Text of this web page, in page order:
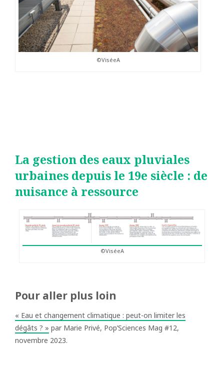
©ViséeA
La gestion des eaux pluviales
urbaines depuis le 19e siècle : de
nuisance à ressource
©ViséeA
Pour aller plus loin
« Eau et changement climatique : peut-on limiter les
dégâts ? » par Marie Privé, Pop’Sciences Mag #12,
novembre 2023.